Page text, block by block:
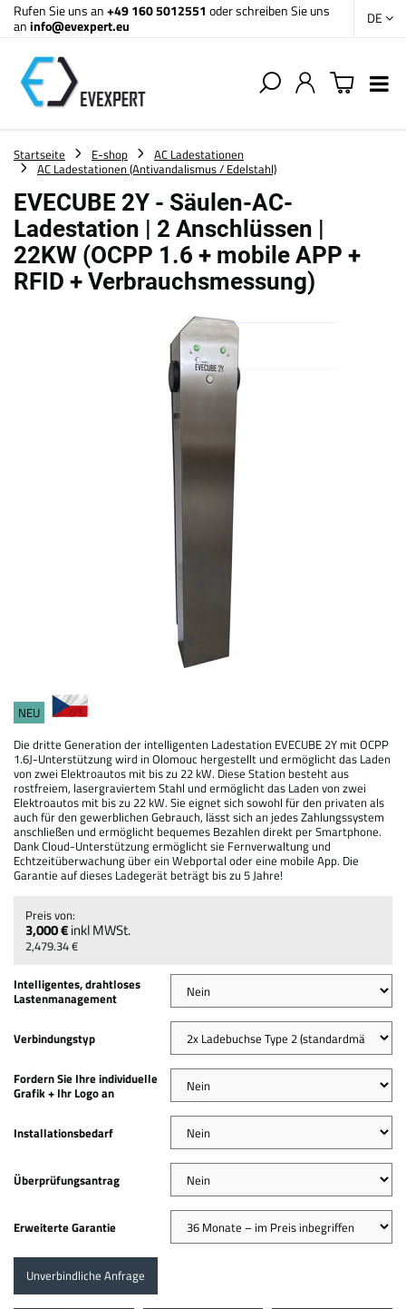
Rufen Sie uns an+49 160 5012551 oder schreiben Sie uns
aninfo@evexpert.eu DE
Startseite E-shop
AC Ladestationen
AC Ladestationen (Antivandalismus / Edelstahl)
EVECUBE 2Y - Säulen-AC-
Ladestation | 2 Anschlüssen |
22KW (OCPP 1.6 + mobile APP +
RFID + Verbrauchsmessung)
NEU
Die dritte Generation der intelligenten Ladestation EVECUBE 2Y mit OCPP
1.6J-Unterstützung wird in Olomouc hergestellt und ermöglicht das Laden
von zwei Elektroautos mit bis zu 22 kW. Diese Station besteht aus
rostfreiem, lasergraviertem Stahl und ermöglicht das Laden von zwei
Elektroautos mit bis zu 22 kW. Sie eignet sich sowohl für den privaten als
auch für den gewerblichen Gebrauch, lässt sich an jedes Zahlungssystem
anschließen und ermöglicht bequemes Bezahlen direkt per Smartphone.
Dank Cloud-Unterstützung ermöglicht sie Fernverwaltung und
Echtzeitüberwachung über ein Webportal oder eine mobile App. Die
Garantie auf dieses Ladegerät beträgt bis zu 5 Jahre!
3,000 €inkl MWSt.
2,479.34 €
Intelligentes, drahtloses
Lastenmanagement
Verbindungstyp
Fordern Sie Ihre individuelle
Grafik + Ihr Logo an
Installationsbedarf
Überprüfungsantrag
Erweiterte Garantie
Unverbindliche Anfrage